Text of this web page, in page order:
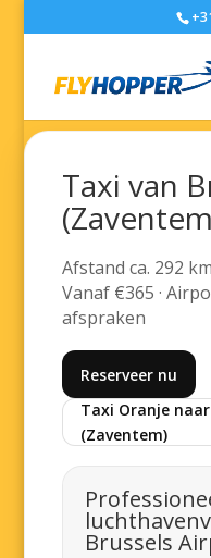
Taxi van
Afstand ca. 292
Vanaf €365 ·
afspraken
Reserveer nu
Taxi Oranje
(Zaventem)
Brussels